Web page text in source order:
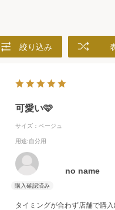
絞り込み
可愛い🩷
サイズ：ベージュ
用途:自分用
no name
タイミングが合わず店舗で購